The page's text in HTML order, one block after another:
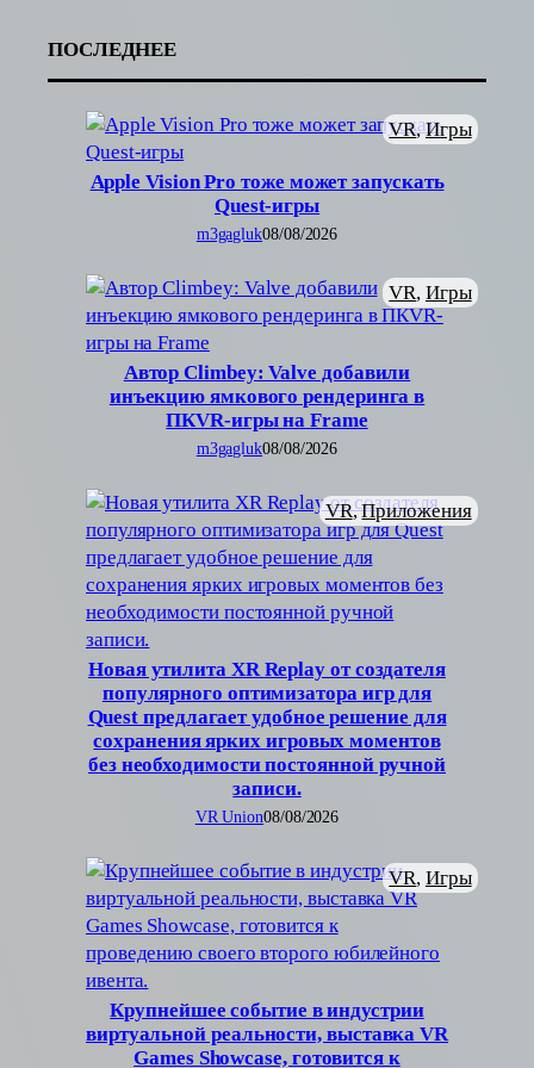
ПОСЛЕДНЕЕ
Apple Vision Pro тоже может запускать
Quest-игры
VR, Игры
m3gagluk08/08/2026
Автор Climbey: Valve добавили
инъекцию ямкового рендеринга в
ПКVR-игры на Frame
VR, Игры
m3gagluk08/08/2026
Новая утилита XR Replay от создателя
популярного оптимизатора игр для
Quest предлагает удобное решение для
сохранения ярких игровых моментов
без необходимости постоянной ручной
записи.
VR, Приложения
VR Union08/08/2026
Крупнейшее событие в индустрии
виртуальной реальности, выставка VR
Games Showcase, готовится к
VR, Игры